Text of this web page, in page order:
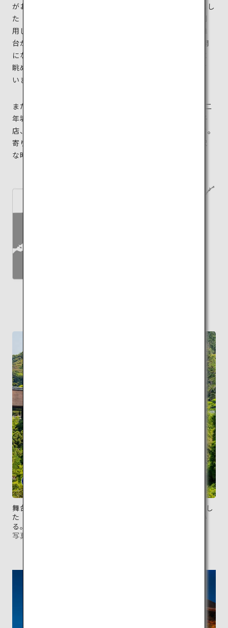
がおすすめです。なかでも有名なのが山の絶壁にせり出し
た「舞台」を持つ本堂。釘を一本も使わずに、断崖を利
用して木材を組み上げた巨大な建物には驚くばかり。舞
台から崖下までの高低差は13mもあり、春には桜が満開
になり秋には紅葉が美しい山に囲まれた舞台から眼下に
眺める京都の街の景色は、昔も今も人々を魅了し続けて
います。
また、清水寺へと続く参道である3つの坂「一念坂」「二
年坂」「産寧坂」には、和雑貨店、伝統工芸品店、菓子
店、食事処、茶屋などが軒を連ね、参拝客で賑わいます。
寄り道を楽しみながら清水寺まで歩くのはなんとも贅沢
な時間です。
舞台と本堂は168本の柱によって支えられ、横木を多用し
た「懸造り（かけづくり）」という工法で建てられてい
る。
写真提供：清水寺